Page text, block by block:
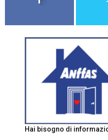
Hai bisogno di